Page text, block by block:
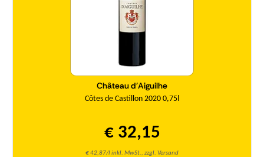
Château d'Aiguilhe
Côtes de Castillon 2020 0,75l
€ 32,15
€ 42,87/l inkl. MwSt., zzgl. Versand